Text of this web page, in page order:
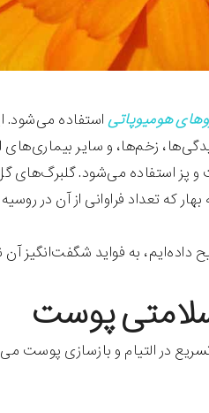
هومیوپاتی استفاده می‌شود.
زخم‌ها، و سایر
پز استفاده می‌شود. گلبرگ‌های
که تعداد فراوانی از آن در
به فواید شگفت‌انگیز آن
پوست
در التیام و بازسازی پوست